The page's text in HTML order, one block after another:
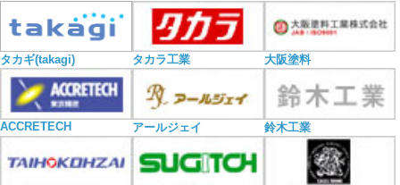
タカギ(takagi) タカラ工業 大阪塗料
ACCRETECH アールジェイ 鈴木工業